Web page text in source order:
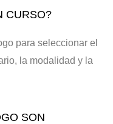
CURSO?
para seleccionar el
la modalidad y la
SON